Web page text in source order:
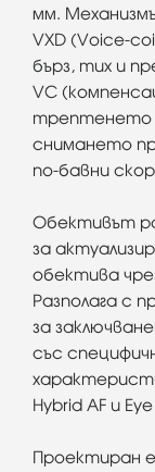
мм.
VXD (Voice-
бърз, тих и
VC
трептенето
снимането
по-бавни
Обективът
за
обектива
Разполага с
за
със
Hybrid AF и Eye
Проектиран